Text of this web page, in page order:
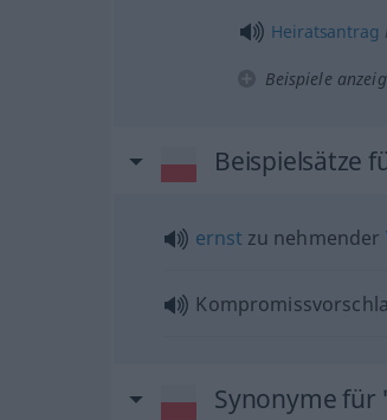
Heiratsantrag
Beispiele
Beispielsätze
ernst zu nehmender
Synonyme für